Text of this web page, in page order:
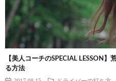
【美人コーチのSPECIAL LESSON
る方法